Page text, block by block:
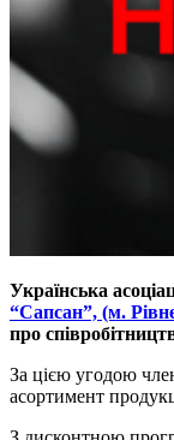
Українська
“Сапсан”, (м.
про
За цією угодою
асортимент